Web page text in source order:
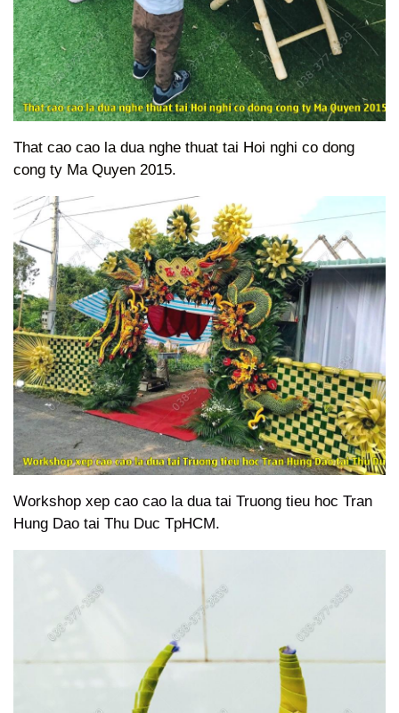
That cao cao la dua nghe thuat tai Hoi nghi co dong
cong ty Ma Quyen 2015.
Workshop xep cao cao la dua tai Truong tieu hoc Tran
Hung Dao tai Thu Duc TpHCM.